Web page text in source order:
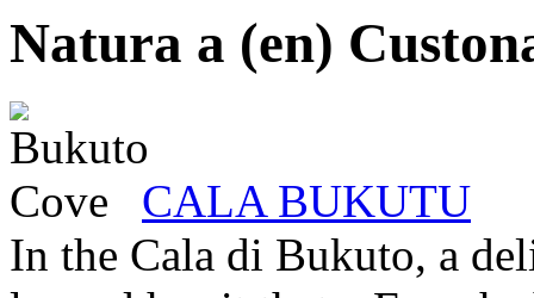
Natura a (en)
CALA BUKUTU
In the Cala di Bukuto, a